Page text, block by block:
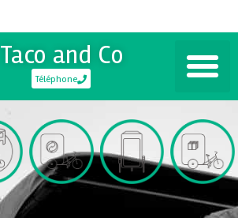
Taco and Co
Téléphone